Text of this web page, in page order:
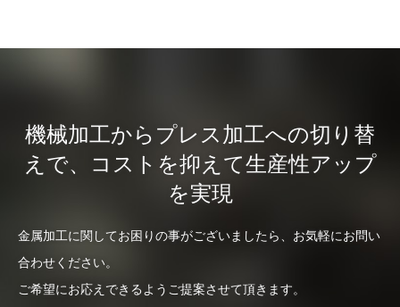
機械加工からプレス加工への切り替
えで、コストを抑えて生産性アップ
を実現
金属加工に関してお困りの事がございましたら、お気軽にお問い
合わせください。
ご希望にお応えできるようご提案させて頂きます。